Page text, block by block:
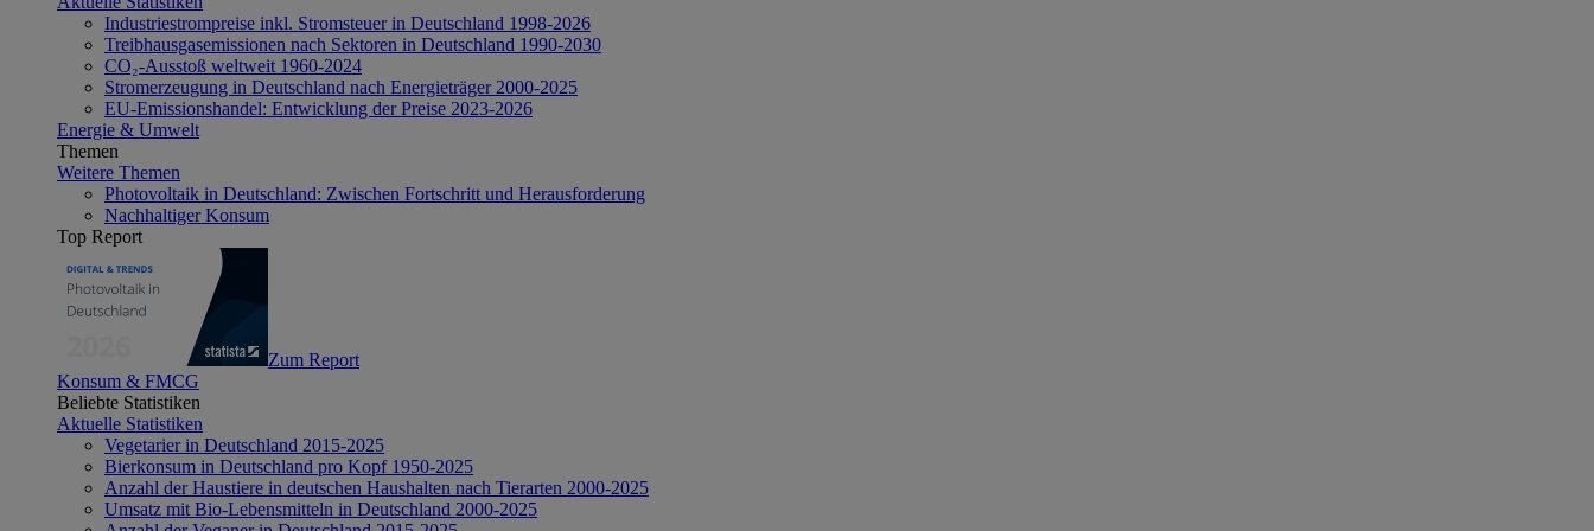
Industriestrompreise inkl. Stromsteuer in Deutschland 1998-2026
Treibhausgasemissionen nach Sektoren in Deutschland 1990-2030
CO₂-Ausstoß weltweit 1960-2024
Stromerzeugung in Deutschland nach Energieträger 2000-2025
EU-Emissionshandel: Entwicklung der Preise 2023-2026
Energie & Umwelt
Themen
Weitere Themen
Photovoltaik in Deutschland: Zwischen Fortschritt und Herausforderung
Nachhaltiger Konsum
Top Report
Zum Report
Konsum & FMCG
Beliebte Statistiken
Aktuelle Statistiken
Vegetarier in Deutschland 2015-2025
Bierkonsum in Deutschland pro Kopf 1950-2025
Anzahl der Haustiere in deutschen Haushalten nach Tierarten 2000-2025
Umsatz mit Bio-Lebensmitteln in Deutschland 2000-2025